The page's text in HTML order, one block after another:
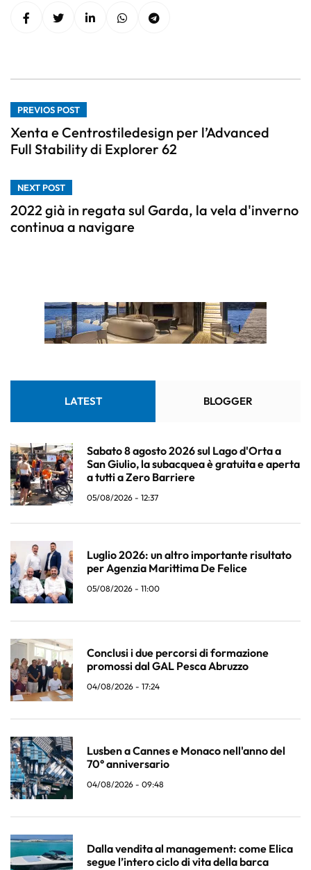
PREVIOS POST
Xenta e Centrostiledesign per l’Advanced
Full Stability di Explorer 62
NEXT POST
2022 già in regata sul Garda, la vela d'inverno
continua a navigare
LATEST BLOGGER
Sabato 8 agosto 2026 sul Lago d'Orta a
San Giulio, la subacquea è gratuita e aperta
a tutti a Zero Barriere
05/08/2026 - 12:37
Luglio 2026: un altro importante risultato
per Agenzia Marittima De Felice
05/08/2026 - 11:00
Conclusi i due percorsi di formazione
promossi dal GAL Pesca Abruzzo
04/08/2026 - 17:24
Lusben a Cannes e Monaco nell'anno del
70° anniversario
04/08/2026 - 09:48
Dalla vendita al management: come Elica
segue l’intero ciclo di vita della barca